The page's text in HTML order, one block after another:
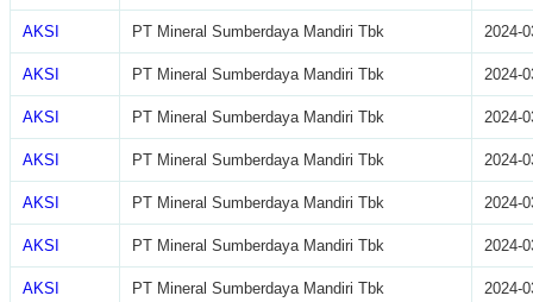
AKSI PT Mineral Sumberdaya Mandiri Tbk 2024-
AKSI PT Mineral Sumberdaya Mandiri Tbk 2024-
AKSI PT Mineral Sumberdaya Mandiri Tbk 2024-
AKSI PT Mineral Sumberdaya Mandiri Tbk 2024-
AKSI PT Mineral Sumberdaya Mandiri Tbk 2024-
AKSI PT Mineral Sumberdaya Mandiri Tbk 2024-
AKSI PT Mineral Sumberdaya Mandiri Tbk 2024-